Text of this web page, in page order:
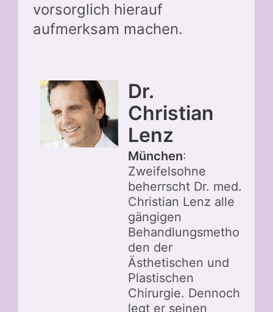
vorsorglich hierauf
aufmerksam machen.
Dr.
Christian
Lenz
München:
Zweifelsohne
beherrscht Dr. med.
Christian Lenz alle
gängigen
Behandlungsmetho
den der
Ästhetischen und
Plastischen
Chirurgie. Dennoch
legt er seinen